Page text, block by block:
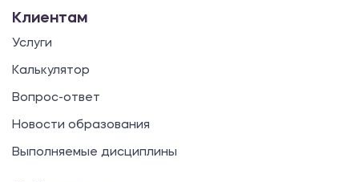
Клиентам
Услуги
Калькулятор
Вопрос-ответ
Новости образования
Выполняемые дисциплины